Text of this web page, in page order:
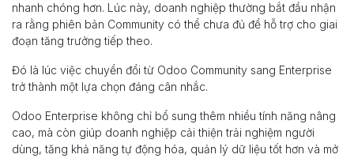
nhanh chóng hơn. Lúc này, doanh nghiệp thường bắt đầu nhận
ra rằng phiên bản Community có thể chưa đủ để hỗ trợ cho giai
đoạn tăng trưởng tiếp theo.
Đó là lúc việc chuyển đổi từ Odoo Community sang Enterprise
trở thành một lựa chọn đáng cân nhắc.
Odoo Enterprise không chỉ bổ sung thêm nhiều tính năng nâng
cao, mà còn giúp doanh nghiệp cải thiện trải nghiệm người
dùng, tăng khả năng tự động hóa, quản lý dữ liệu tốt hơn và mở